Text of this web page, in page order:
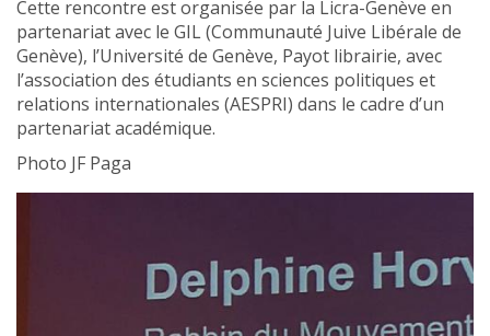
Cette rencontre est organisée par la Licra-Genève en
partenariat avec le GIL (Communauté Juive Libérale de
Genève), l’Université de Genève, Payot librairie, avec
l’association des étudiants en sciences politiques et
relations internationales (AESPRI) dans le cadre d’un
partenariat académique.
Photo JF Paga